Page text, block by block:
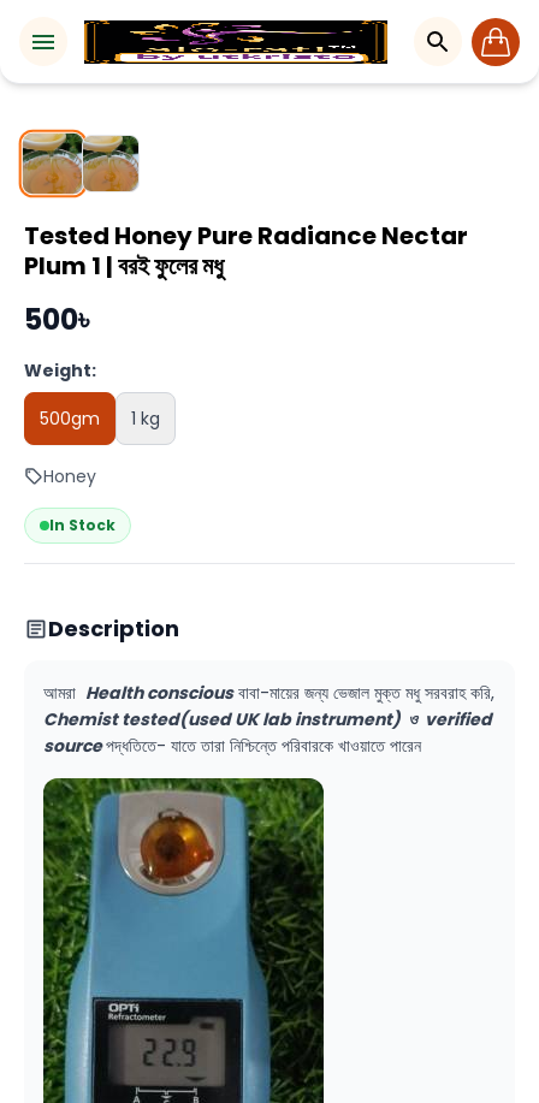
1 / 2
Tested Honey Pure Radiance Nectar
Plum 1 | বরই ফুলের মধু
500৳
Weight:
500gm
1 kg
Honey
In Stock
Description
আমরা Health consciousবাবা-মায়ের জন্য ভেজাল মুক্ত মধু সরবরাহ করি,
Chemist tested(used UK lab instrument) ও verified
sourceপদ্ধতিতে- যাতে তারা নিশ্চিন্তে পরিবারকে খাওয়াতে পারেন